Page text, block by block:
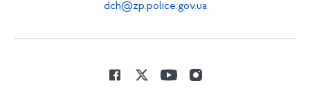
dch@zp.police.gov.ua